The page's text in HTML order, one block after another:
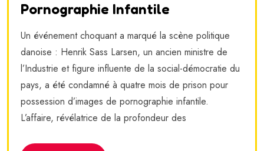
Pornographie Infantile
Un événement choquant a marqué la scène politique
danoise : Henrik Sass Larsen, un ancien ministre de
l’Industrie et figure influente de la social-démocratie du
pays, a été condamné à quatre mois de prison pour
possession d’images de pornographie infantile.
L’affaire, révélatrice de la profondeur des